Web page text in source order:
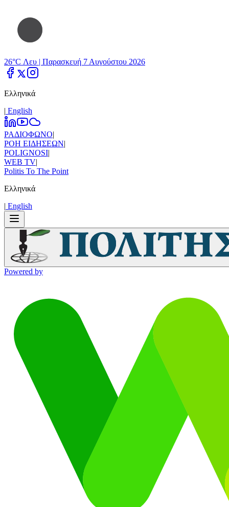
26°C Λευ | Παρασκευή 7 Αυγούστου 2026
Ελληνικά
| Εnglish
ΡΑΔΙΟΦΩΝΟ|
ΡΟΗ ΕΙΔΗΣΕΩΝ|
POLIGNOSI|
WEB TV|
Politis To The Point
Ελληνικά
| Εnglish
Powered by